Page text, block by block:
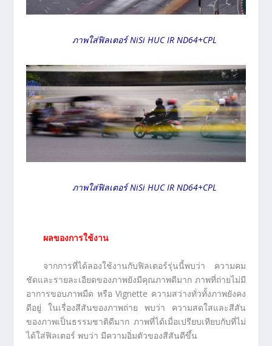
ภาพใส่ฟิลเตอร์ NiSi HUC IR ND64+CPL
ภาพใส่ฟิลเตอร์ NiSi HUC IR ND64+CPL
ผลของการใช้งาน
จากการที่ได้ลองใช้งานกับฟิลเตอร์รุ่นนี้พบว่า ความคม
ชัดและรายละเอียดของภาพยังมีคุณภาพดีมาก ภาพที่ถ่ายไม่มี
อาการขอบภาพมืด หรือ Vignette ความสว่างทั่วทั้งภาพยังคง
ดีอยู่ ในเรื่องสีสันของภาพถ่าย พบว่า ความสดใสและสีสัน
ของภาพเป็นธรรมชาติดีมาก ภาพที่ได้เมื่อเปรียบเทียบกับที่ไม่
ได้ใส่ฟิลเตอร์ พบว่า มีความอิ่มตัวของสีสันดีขึ้น